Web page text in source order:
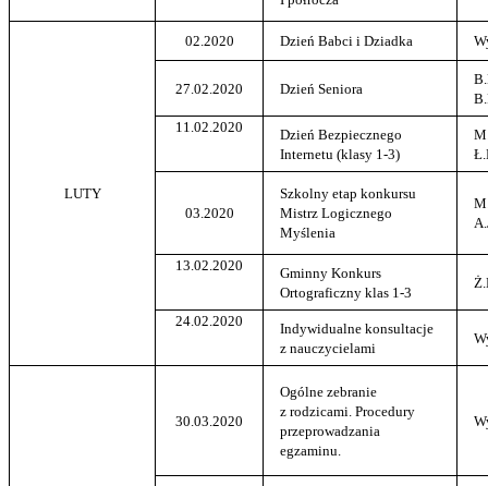
LUTY
02.2020 Dzień Babci i Dziadka
27.02.2020 Dzień Seniora
11.02.2020
Dzień Bezpiecznego
Internetu (klasy 1-3)
03.2020
Szkolny etap konkursu
Mistrz Logicznego
Myślenia
13.02.2020
Gminny Konkurs
Ortograficzny klas 1-3
24.02.2020
Indywidualne konsultacje
z nauczycielami
30.03.2020
Ogólne zebranie
z rodzicami. Procedury
przeprowadzania
egzaminu.